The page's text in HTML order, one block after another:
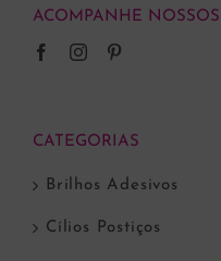
ACOMPANHE
CATEGORIAS
Brilhos Adesivos
Cílios Postiços